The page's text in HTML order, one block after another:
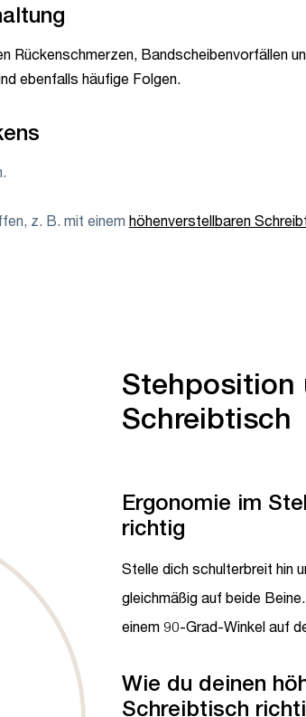
Rückenschmerzen, Bandscheibenvorfällen
ebenfalls häufige Folgen.
z. B. mit einem höhenverstellbaren
Stehposition
Schreibtisch
Ergonomie im
richtig
Stelle dich schulterbreit hin
gleichmäßig auf beide
einem 90-Grad-Winkel auf
Wie du deinen
Schreibtisch